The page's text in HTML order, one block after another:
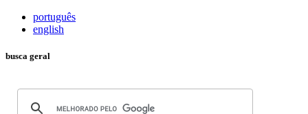
português
english
busca geral